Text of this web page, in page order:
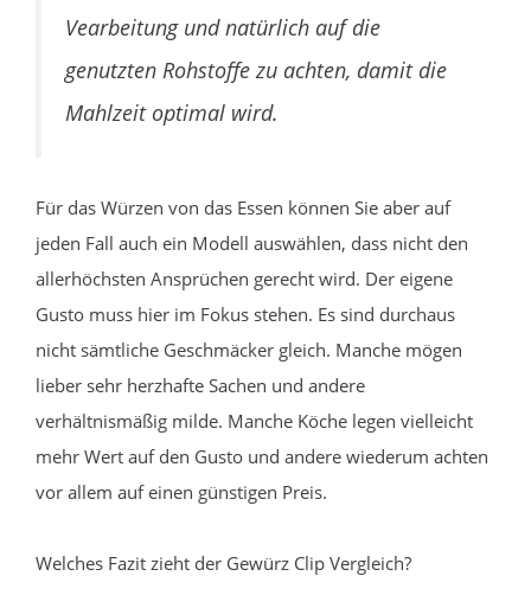
Vearbeitung und natürlich auf die
genutzten Rohstoffe zu achten, damit die
Mahlzeit optimal wird.
Für das Würzen von das Essen können Sie aber auf
jeden Fall auch ein Modell auswählen, dass nicht den
allerhöchsten Ansprüchen gerecht wird. Der eigene
Gusto muss hier im Fokus stehen. Es sind durchaus
nicht sämtliche Geschmäcker gleich. Manche mögen
lieber sehr herzhafte Sachen und andere
verhältnismäßig milde. Manche Köche legen vielleicht
mehr Wert auf den Gusto und andere wiederum achten
vor allem auf einen günstigen Preis.
Welches Fazit zieht der Gewürz Clip Vergleich?